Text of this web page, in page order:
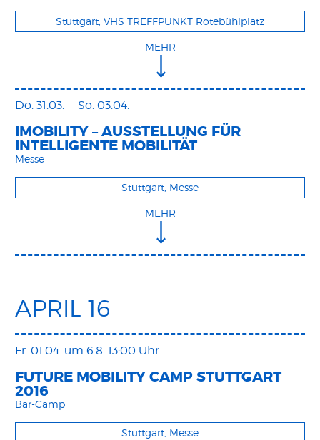
Stuttgart, VHS TREFFPUNKT Rotebühlplatz
MEHR
Do. 31.03. — So. 03.04.
IMOBILITY – AUSSTELLUNG FÜR
INTELLIGENTE MOBILITÄT
Messe
Stuttgart, Messe
MEHR
APRIL 16
Fr. 01.04. um 6.8. 13:00 Uhr
FUTURE MOBILITY CAMP STUTTGART
2016
Bar-Camp
Stuttgart, Messe